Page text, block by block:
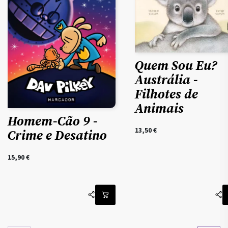
Homem-Cão 9 -
Crime e Desatino
15,90€
Quem Sou Eu?
Austrália -
Filhotes de
Animais
13,50€